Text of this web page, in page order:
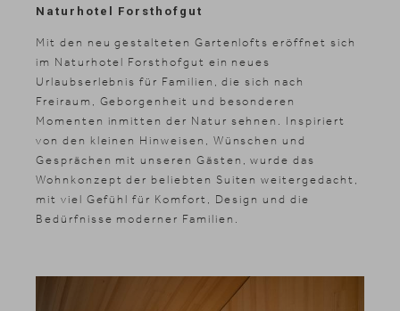
Naturhotel Forsthofgut
Mit den neu gestalteten Gartenlofts eröffnet sich
im Naturhotel Forsthofgut ein neues
Urlaubserlebnis für Familien, die sich nach
Freiraum, Geborgenheit und besonderen
Momenten inmitten der Natur sehnen. Inspiriert
von den kleinen Hinweisen, Wünschen und
Gesprächen mit unseren Gästen, wurde das
Wohnkonzept der beliebten Suiten weitergedacht,
mit viel Gefühl für Komfort, Design und die
Bedürfnisse moderner Familien.